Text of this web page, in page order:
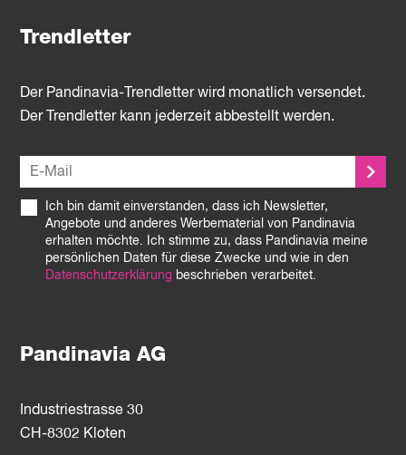
Pandinavia AG
Industriestrasse 30
CH-8302 Kloten
Trendletter
Der Pandinavia-Trendletter wird monatlich versendet.
Der Trendletter kann jederzeit abbestellt werden.
Ich bin damit einverstanden, dass ich Newsletter,
Angebote und anderes Werbematerial von Pandinavia
erhalten möchte. Ich stimme zu, dass Pandinavia meine
persönlichen Daten für diese Zwecke und wie in den
Datenschutzerklärung beschrieben verarbeitet.